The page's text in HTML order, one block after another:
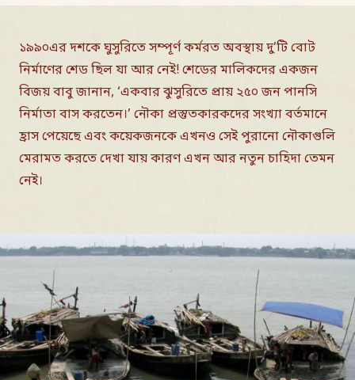
১৯৯০এর দশকে ঘুসুরিতে সম্পূর্ণ কর্মরত অবস্থায় দু’টি বোট
নির্মাণের শেড ছিল যা আর নেই! শেডের মালিকদের একজন
বিজয় বাবু জানান, ‘একবার ঝুসুরিতে প্রায় ২৫০ জন পানসি
নির্মাতা বাস করতেন।’ নৌকা প্রস্তুতকারকদের সংখ্যা বর্তমানে
হ্রাস পেয়েছে এবং কয়েকজনকে এখনও সেই পুরানো নৌকাগুলি
মেরামত করতে দেখা যায় কারণ এখন আর নতুন চাহিদা তেমন
নেই।